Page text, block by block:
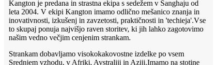
Kangton je predana in strastna ekipa s sedežem v Šanghaju od
leta 2004. V ekipi Kangton imamo odlično mešanico znanja in
inovativnosti, izkušenj in zavzetosti, praktičnosti in 'techieja'.Vse
to skupaj ponuja najvišjo raven storitev, ki jih lahko zagotovimo
našim vedno večjim cenjenim strankam.
Strankam dobavljamo visokokakovostne izdelke po vsem
Srednjem vzhodu, v Afriki, Avstraliji in Aziji.Imamo na stotine